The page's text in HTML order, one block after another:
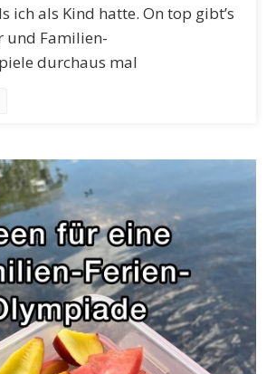
ich als Kind hatte. On top gibt’s
und Familien-
durchaus mal